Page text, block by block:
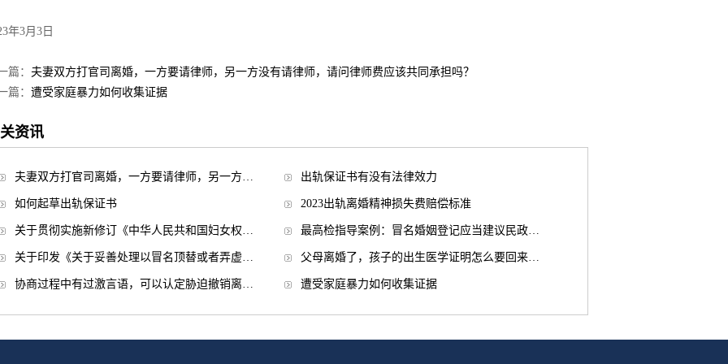
年3月3日
篇： 夫妻双方打官司离婚，一方要请律师，另一方没有请律师，请问律师费应该共同承担吗？
篇： 遭受家庭暴力如何收集证据
资讯
夫妻双方打官司离婚，一方要请律师，另一方… 出轨保证书有没有法律效力
如何起草出轨保证书 2023出轨离婚精神损失费赔偿标准
关于贯彻实施新修订《中华人民共和国妇女权… 最高检指导案例：冒名婚姻登记应当建议民政…
关于印发《关于妥善处理以冒名顶替或者弄虚… 父母离婚了，孩子的出生医学证明怎么要回来…
协商过程中有过激言语，可以认定胁迫撤销离… 遭受家庭暴力如何收集证据